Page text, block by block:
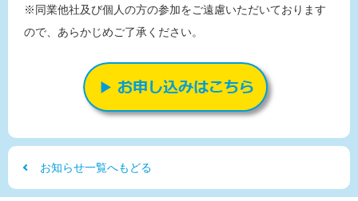
※同業他社及び個人の方の参加をご遠慮いただいております
ので、あらかじめご了承ください。
お知らせ一覧へもどる